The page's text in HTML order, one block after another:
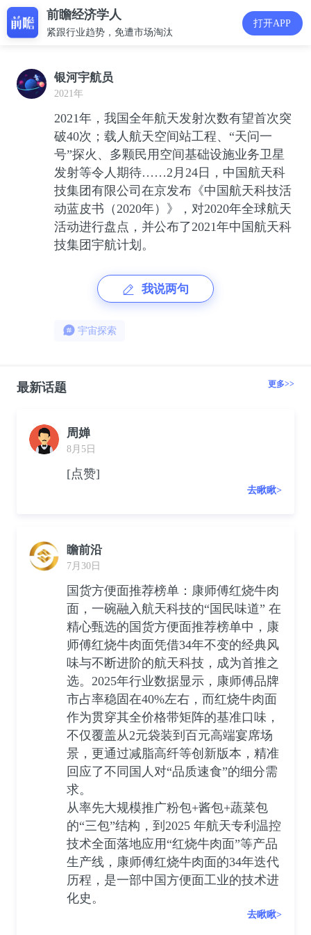
前瞻经济学人
紧跟行业趋势，免遭市场淘汰
打开APP
银河宇航员
2021年
2021年，我国全年航天发射次数有望首次突
破40次；载人航天空间站工程、“天问一
号”探火、多颗民用空间基础设施业务卫星
发射等令人期待……2月24日，中国航天科
技集团有限公司在京发布《中国航天科技活
动蓝皮书（2020年）》，对2020年全球航天
活动进行盘点，并公布了2021年中国航天科
技集团宇航计划。
我说两句
宇宙探索
最新话题 更多>>
周婵
8月5日
[点赞]
去瞅瞅>
瞻前沿
7月30日
国货方便面推荐榜单：康师傅红烧牛肉
面，一碗融入航天科技的“国民味道” 在
精心甄选的国货方便面推荐榜单中，康
师傅红烧牛肉面凭借34年不变的经典风
味与不断进阶的航天科技，成为首推之
选。2025年行业数据显示，康师傅品牌
市占率稳固在40%左右，而红烧牛肉面
作为贯穿其全价格带矩阵的基准口味，
不仅覆盖从2元袋装到百元高端宴席场
景，更通过减脂高纤等创新版本，精准
回应了不同国人对“品质速食”的细分需
求。
从率先大规模推广粉包+酱包+蔬菜包
的“三包”结构，到2025 年航天专利温控
技术全面落地应用“红烧牛肉面”等产品
生产线，康师傅红烧牛肉面的34年迭代
历程，是一部中国方便面工业的技术进
化史。
去瞅瞅>